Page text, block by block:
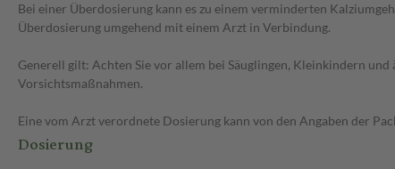
Bei einer Überdosierung kann es zu einem verminderten
Überdosierung umgehend mit einem Arzt in Verbindung.
Generell gilt: Achten Sie vor allem bei Säuglingen, Kleinkindern
Vorsichtsmaßnahmen.
Eine vom Arzt verordnete Dosierung kann von den Angaben der
Dosierung